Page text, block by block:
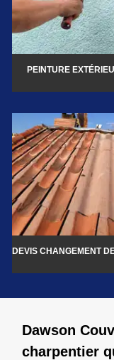
PEINTURE
DEVIS CHANGEMENT
Dawson
charpentier